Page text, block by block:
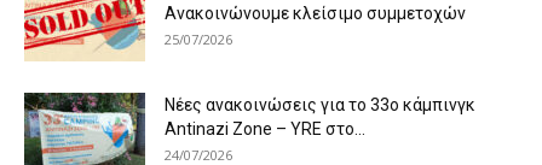
Ανακοινώνουμε κλείσιμο συμμετοχών
25/07/2026
Νέες ανακοινώσεις για το 33ο κάμπινγκ
Antinazi Zone – YRE στο...
24/07/2026